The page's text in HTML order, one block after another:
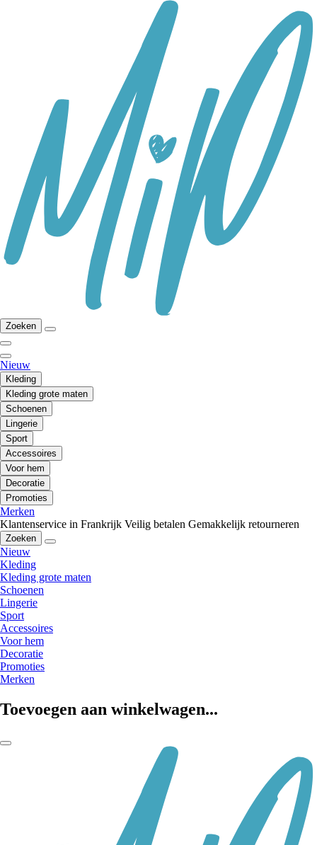
Zoeken
Nieuw
Kleding
Kleding grote maten
Schoenen
Lingerie
Sport
Accessoires
Voor hem
Decoratie
Promoties
Merken
Klantenservice in Frankrijk Veilig betalen Gemakkelijk retourneren
Zoeken
Nieuw
Kleding
Kleding grote maten
Schoenen
Lingerie
Sport
Accessoires
Voor hem
Decoratie
Promoties
Merken
Toevoegen aan winkelwagen...